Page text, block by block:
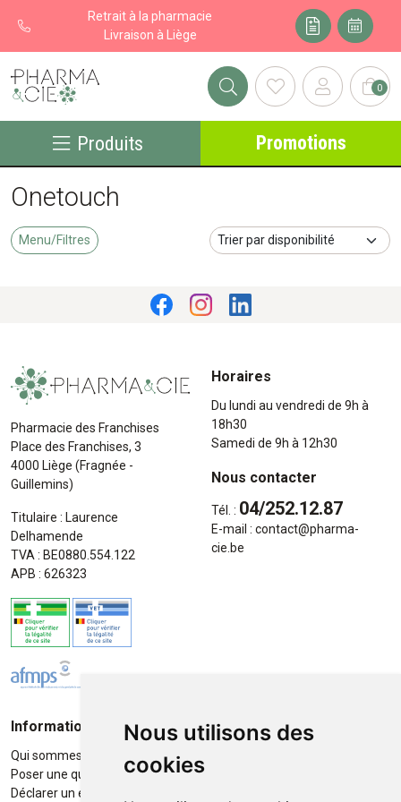
Nous utilisons des
cookies
Retrait à la pharmacie
Livraison à Liège
Pharma&cie - Pharmacie des Franchises Votre export 0
Produits Promotions
Onetouch
Menu/Filtres
Pharmacie des Franchises
Place des Franchises, 3
4000 Liège (Fragnée -
Guillemins)
Titulaire : Laurence
Delhamende
TVA : BE0880.554.122
APB : 626323
Horaires
Du lundi au vendredi de 9h à
18h30
Samedi de 9h à 12h30
Nous contacter
Tél. : 04/252.12.87
E-mail : contact@pharma-
cie.be
Informations
Qui sommes-nous ?
Poser une question
Déclarer un effet indésirable
Moyens de paiement